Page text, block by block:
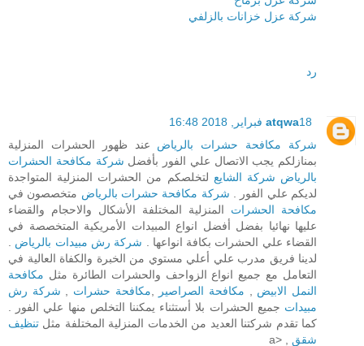
شركة عزل خزانات بالزلفي
رد
atqwa18 فبراير, 2018 16:48
شركة مكافحة حشرات بالرياض عند ظهور الحشرات المنزلية
بمنازلكم يجب الاتصال علي الفور بأفضل شركة مكافحة الحشرات
بالرياض شركة الشايع لتخلصكم من الحشرات المنزلية المتواجدة
لديكم علي الفور . شركة مكافحة حشرات بالرياض متخصصون في
مكافحة الحشرات المنزلية المختلفة الأشكال والاحجام والقضاء
عليها نهائيا بفضل أفضل انواع المبيدات الأمريكية المتخصصة في
القضاء علي الحشرات بكافة انواعها . شركة رش مبيدات بالرياض
لدينا فريق مدرب علي أعلي مستوي من الخبرة والكفاة العالية في
التعامل مع جميع انواع الزواحف والحشرات الطائرة مثل مكافحة
النمل الابيض
مكافحة الصراصير مكافحة حشرات
شركة رش
مبيدات جميع الحشرات بلا أستثناء يمكننا التخلص منها علي الفور .
كما تقدم شركتنا العديد من الخدمات المنزلية المختلفة مثل تنظيف
شقق , <a